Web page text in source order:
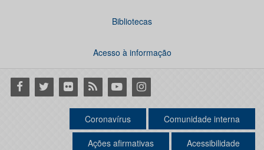
Bibliotecas
Acesso à informação
Facebook
Twitter Flickr RSS YoutubeInstagram
Coronavírus Comunidade interna
Ações afirmativas Acessibilidade